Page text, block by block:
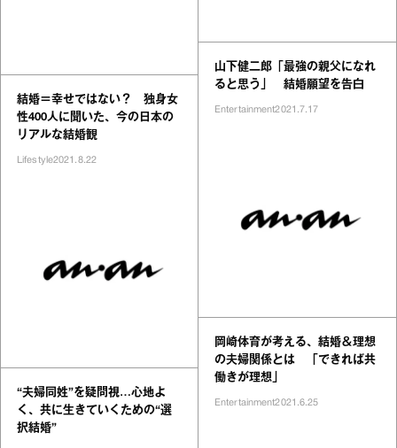
結婚＝幸せではない？ 独身女
性400人に聞いた、今の日本の
リアルな結婚観
Lifestyle2021.8.22
“夫婦同姓”を疑問視…心地よ
く、共に生きていくための“選
択結婚”
山下健二郎「最強の親父になれ
ると思う」 結婚願望を告白
Entertainment2021.7.17
岡崎体育が考える、結婚＆理想
の夫婦関係とは 「できれば共
働きが理想」
Entertainment2021.6.25